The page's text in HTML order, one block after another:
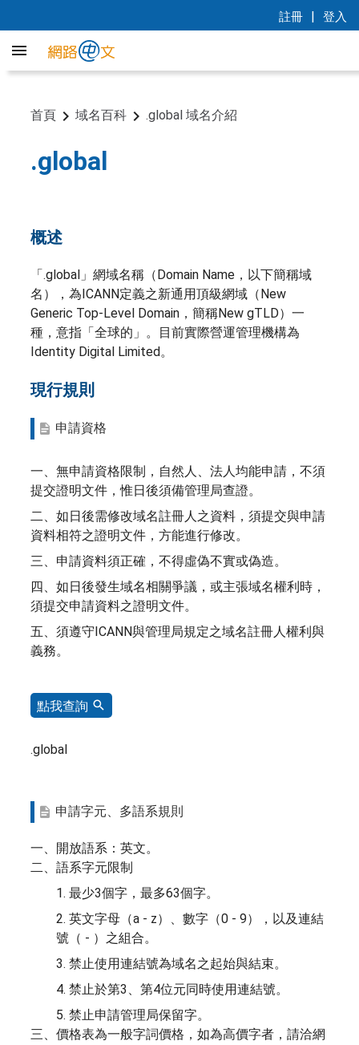
註冊 | 登入
首頁 域名百科 .global 域名介紹
.global
概述
「.global」網域名稱（Domain Name，以下簡稱域
名），為ICANN定義之新通用頂級網域（New
Generic Top-Level Domain，簡稱New gTLD）一
種，意指「全球的」。目前實際營運管理機構為
Identity Digital Limited。
現行規則
申請資格
一、無申請資格限制，自然人、法人均能申請，不須
提交證明文件，惟日後須備管理局查證。
二、如日後需修改域名註冊人之資料，須提交與申請
資料相符之證明文件，方能進行修改。
三、申請資料須正確，不得虛偽不實或偽造。
四、如日後發生域名相關爭議，或主張域名權利時，
須提交申請資料之證明文件。
五、須遵守ICANN與管理局規定之域名註冊人權利與
義務。
點我查詢
.global
申請字元、多語系規則
一、開放語系：英文。
二、語系字元限制
1. 最少3個字，最多63個字。
2. 英文字母（a - z）、數字（0 - 9），以及連結
號（ - ）之組合。
3. 禁止使用連結號為域名之起始與結束。
4. 禁止於第3、第4位元同時使用連結號。
5. 禁止申請管理局保留字。
三、價格表為一般字詞價格，如為高價字者，請洽網